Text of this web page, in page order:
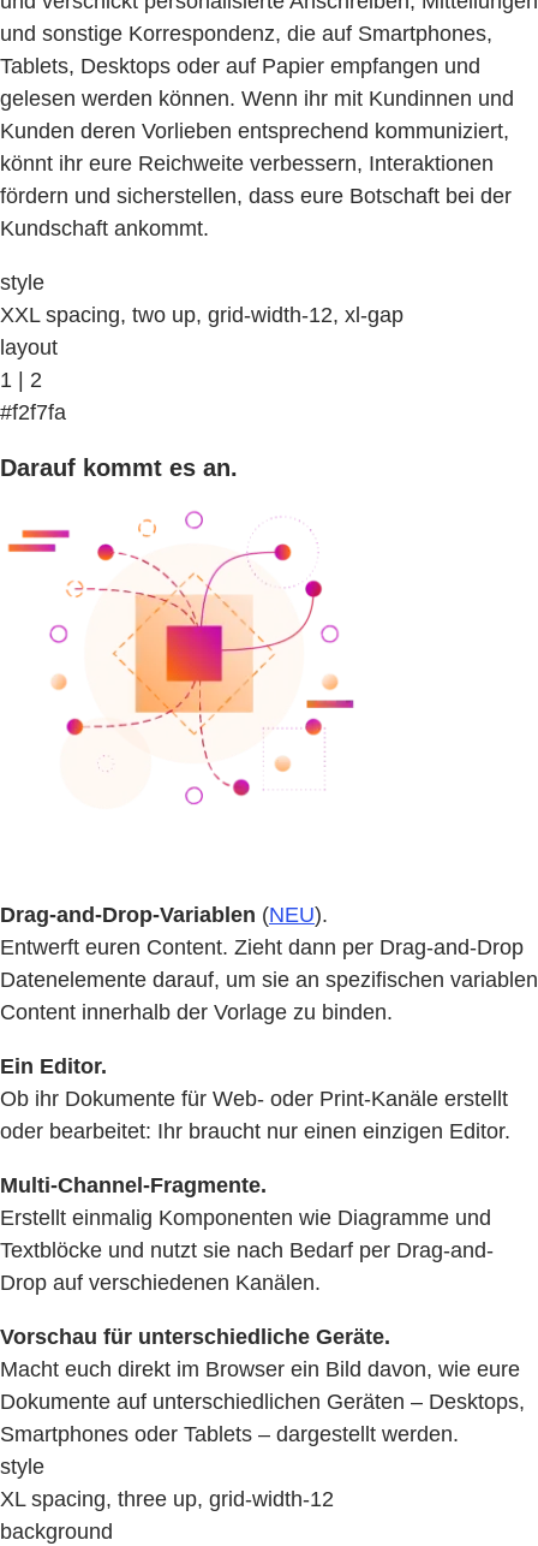
und sonstige Korrespondenz, die auf Smartphones,
Tablets, Desktops oder auf Papier empfangen und
gelesen werden können. Wenn ihr mit Kundinnen und
Kunden deren Vorlieben entsprechend kommuniziert,
könnt ihr eure Reichweite verbessern, Interaktionen
fördern und sicherstellen, dass eure Botschaft bei der
Kundschaft ankommt.
style
XXL spacing, two up, grid-width-12, xl-gap
layout
1 | 2
#f2f7fa
Darauf kommt es an.
Drag-and-Drop-Variablen (NEU).
Entwerft euren Content. Zieht dann per Drag-and-Drop
Datenelemente darauf, um sie an spezifischen variablen
Content innerhalb der Vorlage zu binden.
Ein Editor.
Ob ihr Dokumente für Web- oder Print-Kanäle erstellt
oder bearbeitet: Ihr braucht nur einen einzigen Editor.
Multi-Channel-Fragmente.
Erstellt einmalig Komponenten wie Diagramme und
Textblöcke und nutzt sie nach Bedarf per Drag-and-
Drop auf verschiedenen Kanälen.
Vorschau für unterschiedliche Geräte.
Macht euch direkt im Browser ein Bild davon, wie eure
Dokumente auf unterschiedlichen Geräten – Desktops,
Smartphones oder Tablets – dargestellt werden.
style
XL spacing, three up, grid-width-12
background